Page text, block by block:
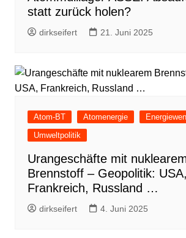
statt zurück holen?
dirkseifert 21. Juni 2025
Atom-BT Atomenergie
Umweltpolitik
Urangeschäfte mit
Brennstoff – Geopolitik: USA,
Frankreich, Russland …
dirkseifert 4. Juni 2025